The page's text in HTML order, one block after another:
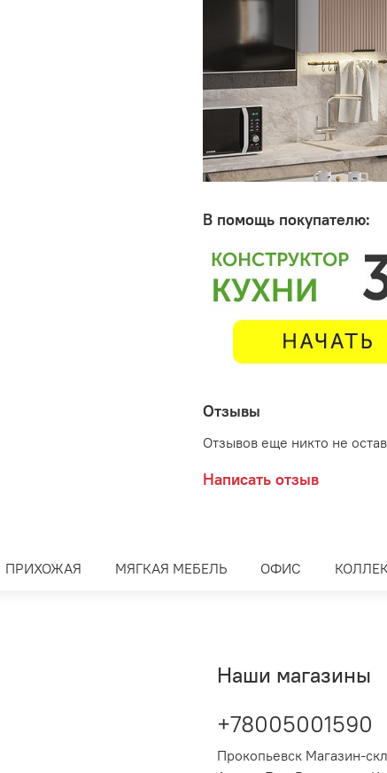
В помощь покупателю:
Отзывы
Отзывов еще никто не
Написать отзыв
ПРИХОЖАЯ МЯГКАЯ МЕБЕЛЬ ОФИС
Наши магазины
+78005001590
Прокопьевск Магазин-